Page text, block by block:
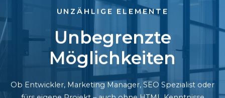
UNZÄHLIGE ELEMENTE
Unbegrenzte
Möglichkeiten
Ob Entwickler, Marketing Manager, SEO Spezialist oder